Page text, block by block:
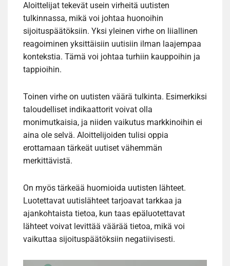
Aloittelijat tekevät usein virheitä uutisten
tulkinnassa, mikä voi johtaa huonoihin
sijoituspäätöksiin. Yksi yleinen virhe on liiallinen
reagoiminen yksittäisiin uutisiin ilman laajempaa
kontekstia. Tämä voi johtaa turhiin kauppoihin ja
tappioihin.
Toinen virhe on uutisten väärä tulkinta. Esimerkiksi
taloudelliset indikaattorit voivat olla
monimutkaisia, ja niiden vaikutus markkinoihin ei
aina ole selvä. Aloittelijoiden tulisi oppia
erottamaan tärkeät uutiset vähemmän
merkittävistä.
On myös tärkeää huomioida uutisten lähteet.
Luotettavat uutislähteet tarjoavat tarkkaa ja
ajankohtaista tietoa, kun taas epäluotettavat
lähteet voivat levittää väärää tietoa, mikä voi
vaikuttaa sijoituspäätöksiin negatiivisesti.